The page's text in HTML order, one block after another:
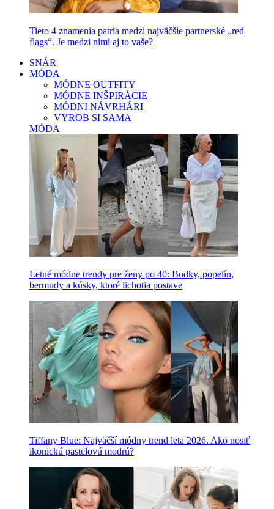
Tieto 4 znamenia patria medzi najväčšie partnerské „red
flags“. Je medzi nimi aj to vaše?
SNÁR
MÓDA
MÓDNE OUTFITY
MÓDNE INŠPIRÁCIE
MÓDNI NÁVRHÁRI
VYROB SI SAMA
MÓDA
Letné módne trendy pre ženy po 40: Bodky, popelín,
bermudy a kúsky, ktoré lichotia postave
Tiffany Blue: Najväčší módny trend leta 2026. Ako nosiť
ikonickú pastelovú modrú?